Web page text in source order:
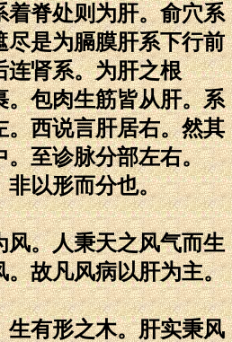
着脊处则为肝。俞穴系
尽是为膈膜肝系下行前
连肾系。为肝之根
。包肉生筋皆从肝。系
。西说言肝居右。然其
。至诊脉分部左右。
非以形而分也。
风。人秉天之风气而生
。故凡风病以肝为主。
生有形之木。肝实秉风